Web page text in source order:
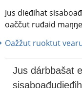
Jus dieđihat
oaččut ruđaid
Oažžut ruoktut
Jus dárbbašat